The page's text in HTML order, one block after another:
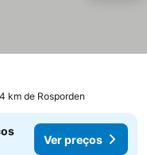
km de Rosporden
Ver preços